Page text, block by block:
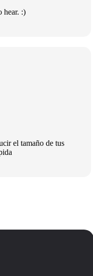
hear. :)
el tamaño de tus